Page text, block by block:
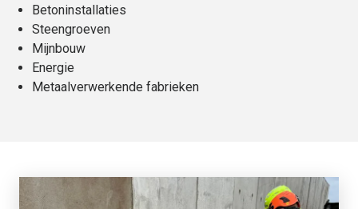
Betoninstallaties
Steengroeven
Mijnbouw
Energie
Metaalverwerkende fabrieken